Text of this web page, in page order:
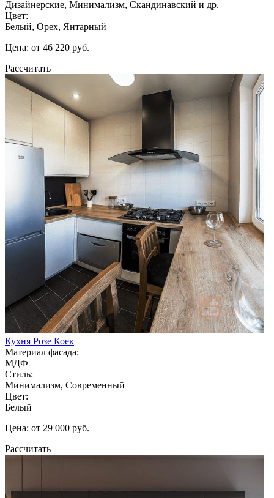
Дизайнерские, Минимализм, Скандинавский и др.
Цвет:
Белый, Орех, Янтарный
Цена: от 46 220 руб.
Рассчитать
Кухня Розе Коек
Материал фасада:
МДФ
Стиль:
Минимализм, Современный
Цвет:
Белый
Цена: от 29 000 руб.
Рассчитать